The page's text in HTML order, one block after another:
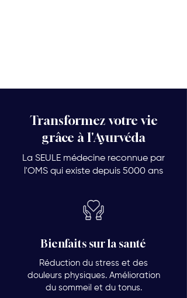
Transformez votre vie
grâce à l'Ayurvéda
La SEULE médecine reconnue par
l'OMS qui existe depuis 5000 ans
Bienfaits sur la santé
Réduction du stress et des
douleurs physiques. Amélioration
du sommeil et du tonus.